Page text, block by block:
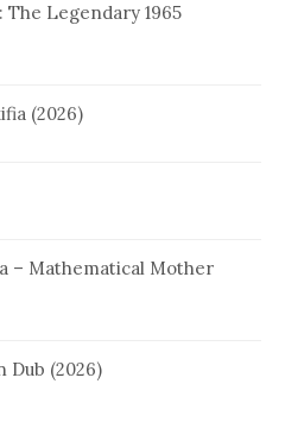
Legendary 1965
(2026)
– Mathematical Mother
Dub (2026)